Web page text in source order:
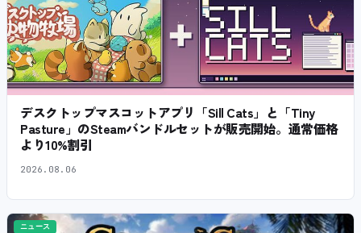
デスクトップマスコットアプリ「Sill Cats」と「Tiny
Pasture」のSteamバンドルセットが販売開始。通常価格
より10%割引
2026.08.06
ニュース